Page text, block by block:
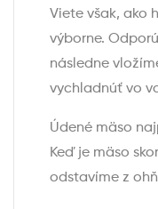
Viete však, ako
výborne.
následne
vychladnúť vo
Údené mäso
Keď je mäso
odstavíme z